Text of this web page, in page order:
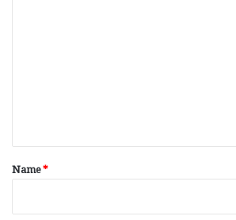
*
Name*